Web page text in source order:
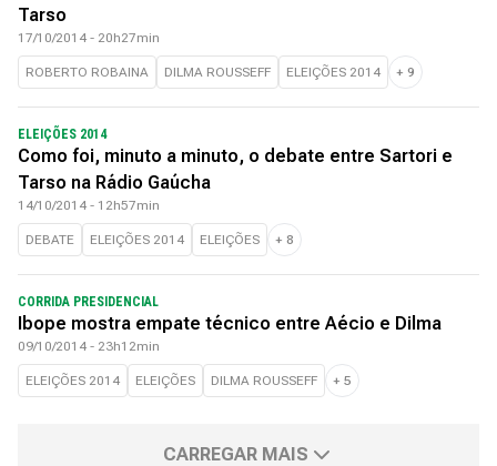
Tarso
17/10/2014 - 20h27min
ROBERTO ROBAINA DILMA ROUSSEFF ELEIÇÕES 2014 + 9
ELEIÇÕES 2014
Como foi, minuto a minuto, o debate entre Sartori e
Tarso na Rádio Gaúcha
14/10/2014 - 12h57min
DEBATE ELEIÇÕES 2014 ELEIÇÕES + 8
CORRIDA PRESIDENCIAL
Ibope mostra empate técnico entre Aécio e Dilma
09/10/2014 - 23h12min
ELEIÇÕES 2014 ELEIÇÕES DILMA ROUSSEFF + 5
CARREGAR MAIS